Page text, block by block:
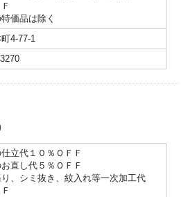
価品は除く
4-77-1
仕立代１０％ＯＦＦ
お直し代５％ＯＦＦ
り、シミ抜き、紋入れ等一次加工代